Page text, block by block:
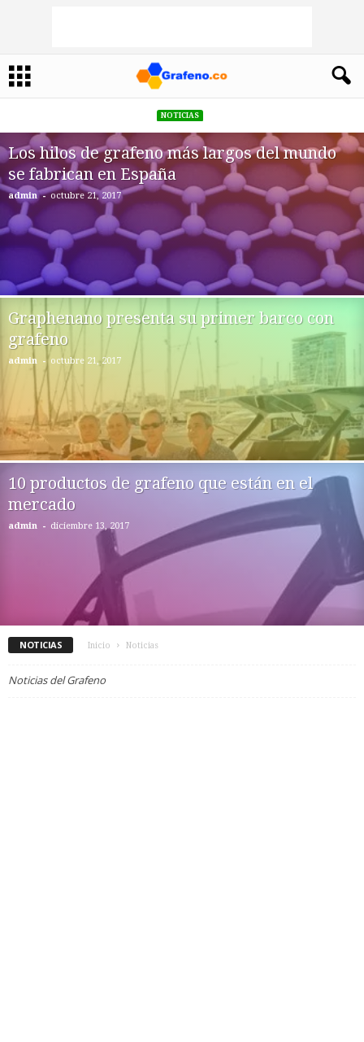
NOTICIAS
Los hilos de grafeno más largos del mundo
se fabrican en España
admin - octubre 21, 2017
Graphenano presenta su primer barco con
grafeno
admin - octubre 21, 2017
10 productos de grafeno que están en el
mercado
admin - diciembre 13, 2017
NOTICIAS Inicio Noticias
Noticias del Grafeno